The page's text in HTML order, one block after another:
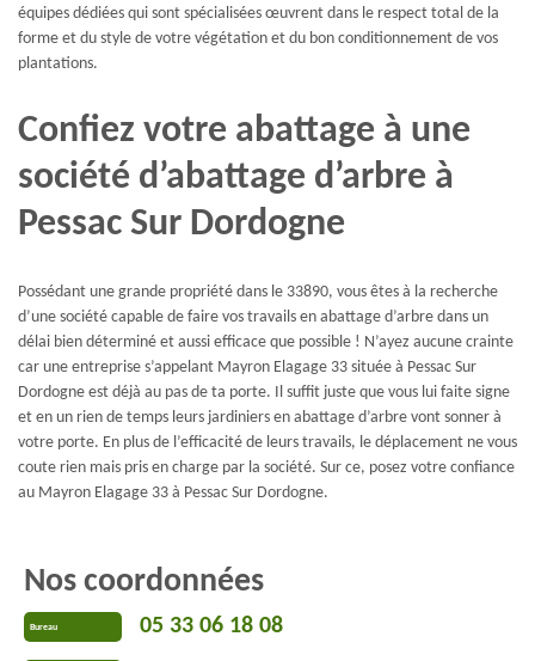
équipes dédiées qui sont spécialisées œuvrent dans le respect total de la
forme et du style de votre végétation et du bon conditionnement de vos
plantations.
Confiez votre abattage à une
société d’abattage d’arbre à
Pessac Sur Dordogne
Possédant une grande propriété dans le 33890, vous êtes à la recherche
d’une société capable de faire vos travails en abattage d’arbre dans un
délai bien déterminé et aussi efficace que possible ! N’ayez aucune crainte
car une entreprise s’appelant Mayron Elagage 33 située à Pessac Sur
Dordogne est déjà au pas de ta porte. Il suffit juste que vous lui faite signe
et en un rien de temps leurs jardiniers en abattage d’arbre vont sonner à
votre porte. En plus de l’efficacité de leurs travails, le déplacement ne vous
coute rien mais pris en charge par la société. Sur ce, posez votre confiance
au Mayron Elagage 33 à Pessac Sur Dordogne.
Nos coordonnées
Bureau 05 33 06 18 08